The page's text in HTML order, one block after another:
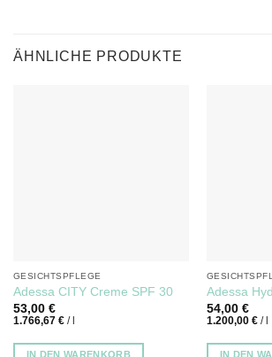
ÄHNLICHE PRODUKTE
GESICHTSPFLEGE
Adessa CITY Creme SPF 30
53,00 €
1.766,67 €/l
IN DEN WARENKORB
Adessa
54,00 €
1.200,00 €/l
IN DEN